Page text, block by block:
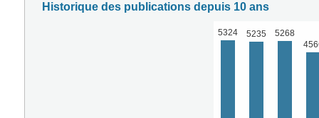
Historique des publications depuis 10 ans
5324 5235
5268